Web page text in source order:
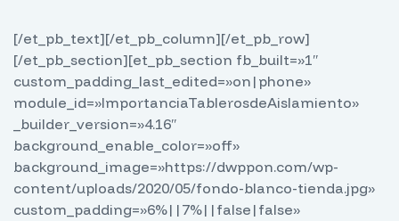
[/et_pb_text][/et_pb_column][/et_pb_row]
[/et_pb_section][et_pb_section fb_built=»1″
custom_padding_last_edited=»on|phone»
module_id=»ImportanciaTablerosdeAislamiento»
_builder_version=»4.16″
background_enable_color=»off»
background_image=»https://dwppon.com/wp-
content/uploads/2020/05/fondo-blanco-tienda.jpg»
custom_padding=»6%||7%||false|false»